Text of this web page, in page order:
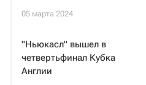
05 марта 2024
"Ньюкасл" вышел в
четвертьфинал Кубка
Англии